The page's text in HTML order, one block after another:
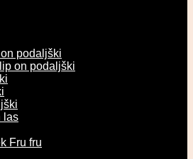
podaljški
on podaljški
las
Fru fru